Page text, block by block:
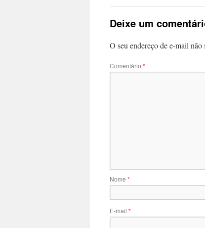
Deixe um
O seu endereço de e-mail não
Comentário *
Nome *
E-mail *